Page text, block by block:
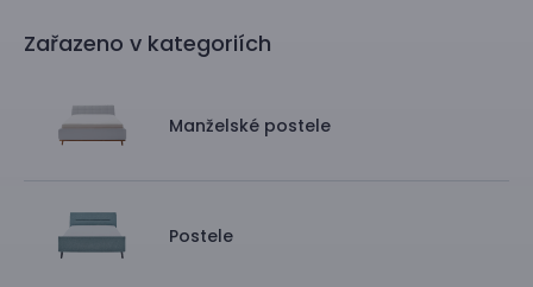
Zařazeno v kategoriích
Manželské postele
Postele